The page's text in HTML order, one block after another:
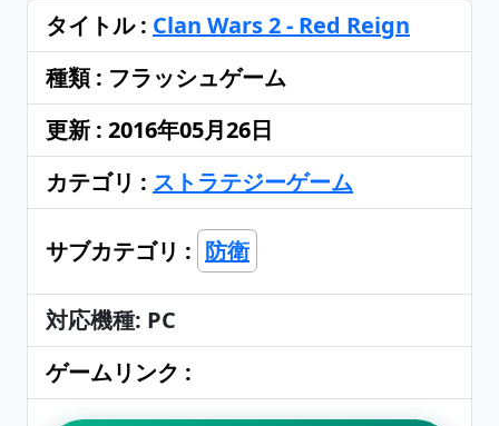
タイトル : Clan Wars 2 - Red Reign
種類 : フラッシュゲーム
更新 : 2016年05月26日
カテゴリ : ストラテジーゲーム
サブカテゴリ : 防衛
対応機種: PC
ゲームリンク :